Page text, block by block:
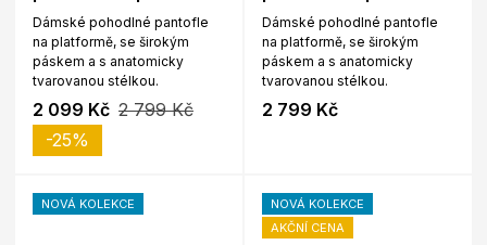
Dámské pohodlné pantofle
na platformě, se širokým
páskem a s anatomicky
tvarovanou stélkou.
2 099 Kč 2 799 Kč
-25%
Dámské pohodlné pantofle
na platformě, se širokým
páskem a s anatomicky
tvarovanou stélkou.
2 799 Kč
NOVÁ KOLEKCE
NOVÁ KOLEKCE
AKČNÍ CENA